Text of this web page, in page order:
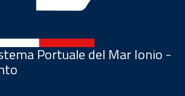
Portuale del Mar Ionio -